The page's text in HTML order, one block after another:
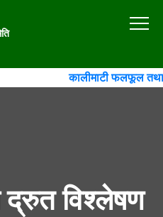
कालीमाटी फलफूल तथा
द्रुत विश्लेषण